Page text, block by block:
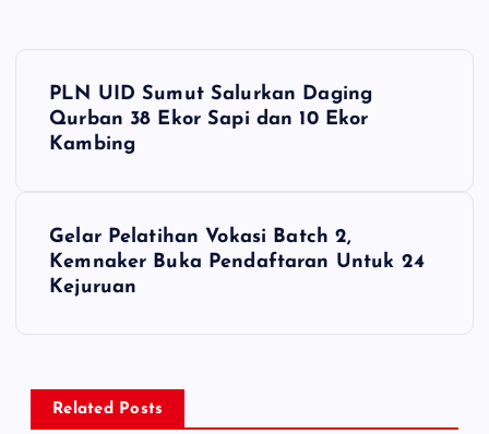
v
PLN UID Sumut Salurkan Daging
Qurban 38 Ekor Sapi dan 10 Ekor
Kambing
Gelar Pelatihan Vokasi Batch 2,
Kemnaker Buka Pendaftaran Untuk 24
Kejuruan
Related Posts